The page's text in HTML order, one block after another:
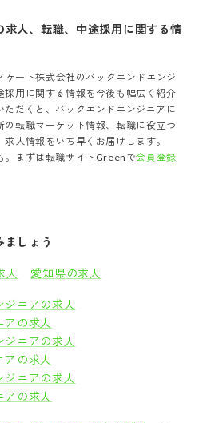
求人、転職、中途採用に関する情
ケート株式会社の バックエンドエンジ
採用に関する情報を今後も幅広く紹介
だくと、 バックエンドエンジニア に
の転職マーケット情報、転職に役立つ
人情報をいち早くお届けします。
。まずは転職サイトGreenで会員登録
ましょう
人 愛知県の求人
ニアの求人
の求人
ニアの求人
の求人
ニアの求人
の求人